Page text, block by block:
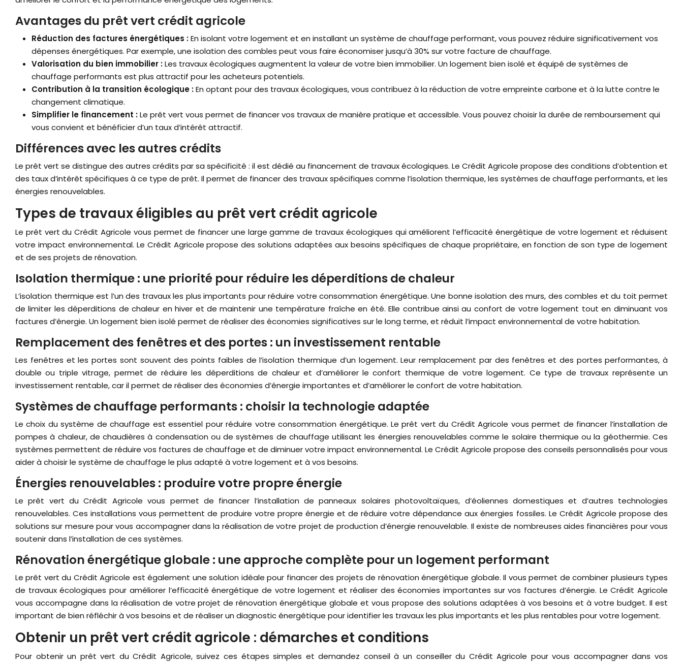
Avantages du prêt vert crédit agricole
Réduction des factures énergétiques :En isolant votre logement et en installant un système de chauffage performant, vous pouvez réduire significativement vos
dépenses énergétiques. Par exemple, une isolation des combles peut vous faire économiser jusqu’à 30% sur votre facture de chauffage.
Valorisation du bien immobilier :Les travaux écologiques augmentent la valeur de votre bien immobilier. Un logement bien isolé et équipé de systèmes de
chauffage performants est plus attractif pour les acheteurs potentiels.
Contribution à la transition écologique :En optant pour des travaux écologiques, vous contribuez à la réduction de votre empreinte carbone et à la lutte contre le
changement climatique.
Simplifier le financement :Le prêt vert vous permet de financer vos travaux de manière pratique et accessible. Vous pouvez choisir la durée de remboursement qui
vous convient et bénéficier d’un taux d’intérêt attractif.
Différences avec les autres crédits
Le prêt vert se distingue des autres crédits par sa spécificité : il est dédié au financement de travaux écologiques. Le Crédit Agricole propose des conditions d’obtention et
des taux d’intérêt spécifiques à ce type de prêt. Il permet de financer des travaux spécifiques comme l’isolation thermique, les systèmes de chauffage performants, et les
énergies renouvelables.
Types de travaux éligibles au prêt vert crédit agricole
Le prêt vert du Crédit Agricole vous permet de financer une large gamme de travaux écologiques qui améliorent l’efficacité énergétique de votre logement et réduisent
votre impact environnemental. Le Crédit Agricole propose des solutions adaptées aux besoins spécifiques de chaque propriétaire, en fonction de son type de logement
et de ses projets de rénovation.
Isolation thermique : une priorité pour réduire les déperditions de chaleur
L’isolation thermique est l’un des travaux les plus importants pour réduire votre consommation énergétique. Une bonne isolation des murs, des combles et du toit permet
de limiter les déperditions de chaleur en hiver et de maintenir une température fraîche en été. Elle contribue ainsi au confort de votre logement tout en diminuant vos
factures d’énergie. Un logement bien isolé permet de réaliser des économies significatives sur le long terme, et réduit l’impact environnemental de votre habitation.
Remplacement des fenêtres et des portes : un investissement rentable
Les fenêtres et les portes sont souvent des points faibles de l’isolation thermique d’un logement. Leur remplacement par des fenêtres et des portes performantes, à
double ou triple vitrage, permet de réduire les déperditions de chaleur et d’améliorer le confort thermique de votre logement. Ce type de travaux représente un
investissement rentable, car il permet de réaliser des économies d’énergie importantes et d’améliorer le confort de votre habitation.
Systèmes de chauffage performants : choisir la technologie adaptée
Le choix du système de chauffage est essentiel pour réduire votre consommation énergétique. Le prêt vert du Crédit Agricole vous permet de financer l’installation de
pompes à chaleur, de chaudières à condensation ou de systèmes de chauffage utilisant les énergies renouvelables comme le solaire thermique ou la géothermie. Ces
systèmes permettent de réduire vos factures de chauffage et de diminuer votre impact environnemental. Le Crédit Agricole propose des conseils personnalisés pour vous
aider à choisir le système de chauffage le plus adapté à votre logement et à vos besoins.
Énergies renouvelables : produire votre propre énergie
Le prêt vert du Crédit Agricole vous permet de financer l’installation de panneaux solaires photovoltaïques, d’éoliennes domestiques et d’autres technologies
renouvelables. Ces installations vous permettent de produire votre propre énergie et de réduire votre dépendance aux énergies fossiles. Le Crédit Agricole propose des
solutions sur mesure pour vous accompagner dans la réalisation de votre projet de production d’énergie renouvelable. Il existe de nombreuses aides financières pour vous
soutenir dans l’installation de ces systèmes.
Rénovation énergétique globale : une approche complète pour un logement performant
Le prêt vert du Crédit Agricole est également une solution idéale pour financer des projets de rénovation énergétique globale. Il vous permet de combiner plusieurs types
de travaux écologiques pour améliorer l’efficacité énergétique de votre logement et réaliser des économies importantes sur vos factures d’énergie. Le Crédit Agricole
vous accompagne dans la réalisation de votre projet de rénovation énergétique globale et vous propose des solutions adaptées à vos besoins et à votre budget. Il est
important de bien réfléchir à vos besoins et de réaliser un diagnostic énergétique pour identifier les travaux les plus importants et les plus rentables pour votre logement.
Obtenir un prêt vert crédit agricole : démarches et conditions
Pour obtenir un prêt vert du Crédit Agricole, suivez ces étapes simples et demandez conseil à un conseiller du Crédit Agricole pour vous accompagner dans vos